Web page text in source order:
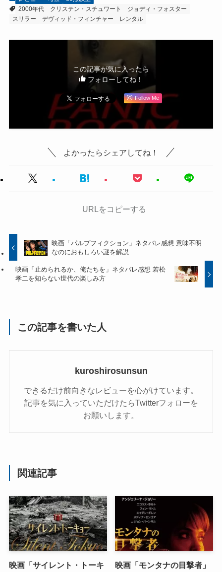
2000年代
クリステン・スチュワート
ジョディ・フォスター
スリラー
デヴィッド・フィンチャー レンタル
この記事が気に入ったら
フォローしてね！
Follow Me
よかったらシェアしてね！
URLをコピーする
映画「パルプフィクション」ネタバレ感想 意味不明
なのにおもしろい謎を解説
映画「止められるか、俺たちを」ネタバレ感想 若松
孝二を知らない世代の楽しみ方
この記事を書いた人
kuroshirosunsun
できるだけ前向きなレビューを心がけています。
記事を気に入っていただけたらTwitterフォローを
お願いします。
関連記事
映画「サイレント・トーキ
映画「モンタナの目撃者」